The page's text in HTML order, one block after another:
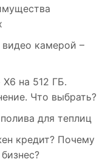
камерой –
на 512 ГБ.
Что выбрать?
для теплиц
кредит? Почему